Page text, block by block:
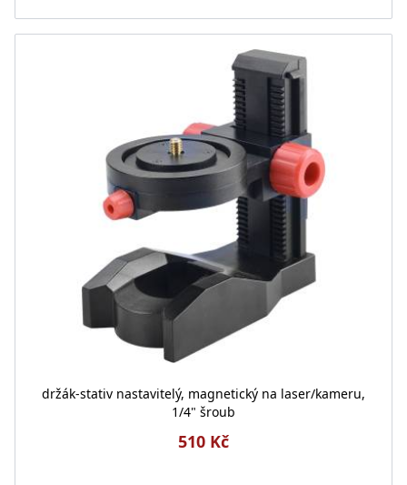
držák-stativ nastavitelý, magnetický na laser/kameru,
1/4" šroub
510 Kč